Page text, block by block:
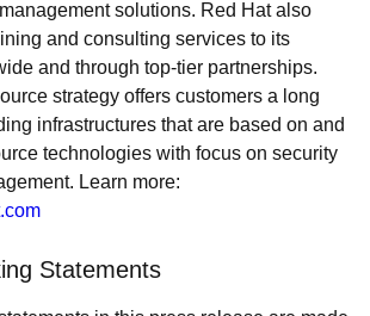
solutions. Red Hat also
and consulting services to its
and through top-tier partnerships.
strategy offers customers a long
infrastructures that are based on and
technologies with focus on security
Learn more:
Statements